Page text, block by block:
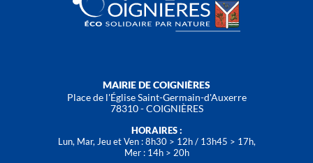
MAIRIE DE COIGNIÈRES
Place de l'Église Saint-Germain-d'Auxerre
78310 - COIGNIÈRES
HORAIRES :
Lun, Mar, Jeu et Ven : 8h30 > 12h / 13h45 > 17h,
Mer : 14h > 20h